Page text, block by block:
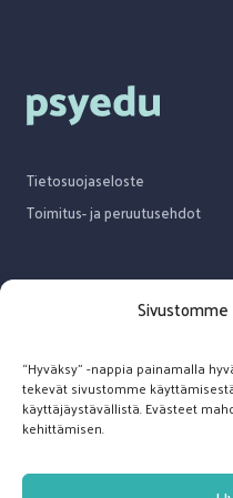
“Hyväksy” -nappia painamalla
tekevät sivustomme
käyttäjäystävällistä. Evästeet
kehittämisen.
Tietosuojaseloste
Toimitus- ja peruutusehdot
info@psyedu.fi